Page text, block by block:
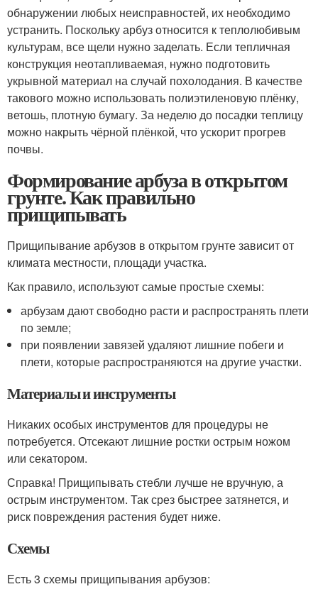
обнаружении любых неисправностей, их необходимо
устранить. Поскольку арбуз относится к теплолюбивым
культурам, все щели нужно заделать. Если тепличная
конструкция неотапливаемая, нужно подготовить
укрывной материал на случай похолодания. В качестве
такового можно использовать полиэтиленовую плёнку,
ветошь, плотную бумагу. За неделю до посадки теплицу
можно накрыть чёрной плёнкой, что ускорит прогрев
почвы.
Формирование арбуза в открытом
грунте. Как правильно
прищипывать
Прищипывание арбузов в открытом грунте зависит от
климата местности, площади участка.
Как правило, используют самые простые схемы:
арбузам дают свободно расти и распространять плети
по земле;
при появлении завязей удаляют лишние побеги и
плети, которые распространяются на другие участки.
Материалы и инструменты
Никаких особых инструментов для процедуры не
потребуется. Отсекают лишние ростки острым ножом
или секатором.
Справка! Прищипывать стебли лучше не вручную, а
острым инструментом. Так срез быстрее затянется, и
риск повреждения растения будет ниже.
Схемы
Есть 3 схемы прищипывания арбузов: